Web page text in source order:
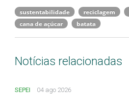
sustentabilidade reciclagem
cana de açúcar
batata
Notícias relacionadas
SEPEI 04 ago 2026